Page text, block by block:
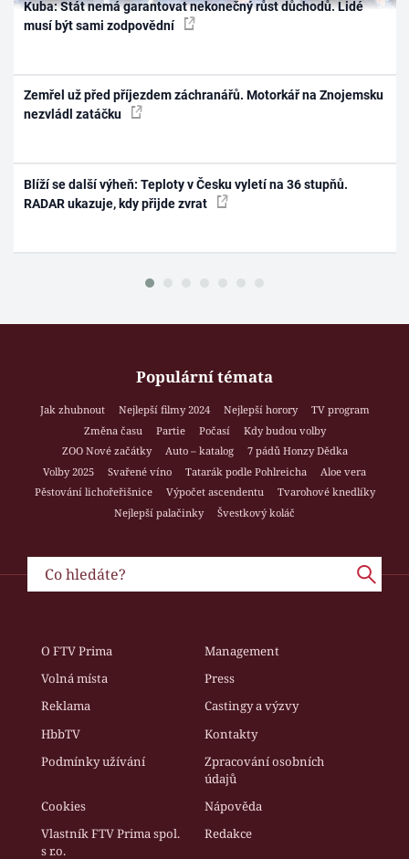
Kuba: Stát nemá garantovat nekonečný růst důchodů. Lidé
musí být sami zodpovědní
Zemřel už před příjezdem záchranářů. Motorkář na Znojemsku
nezvládl zatáčku
Blíží se další výheň: Teploty v Česku vyletí na 36 stupňů.
RADAR ukazuje, kdy přijde zvrat
Populární témata
Jak zhubnout Nejlepší filmy 2024 Nejlepší horory
TV program
Změna času
Partie Počasí
Kdy budou volby
ZOO Nové začátky
Auto – katalog
7 pádů Honzy Dědka
Volby 2025
Svařené víno Tatarák podle Pohlreicha
Aloe vera
Pěstování lichořeřišnice
Výpočet ascendentu
Tvarohové knedlíky
Nejlepší palačinky
Švestkový koláč
O FTV Prima
Management
Volná místa
Press
Reklama
Castingy a výzvy
HbbTV
Kontakty
Podmínky užívání
Zpracování osobních
údajů
Cookies
Nápověda
Vlastník FTV Prima spol.
s r.o.
Redakce